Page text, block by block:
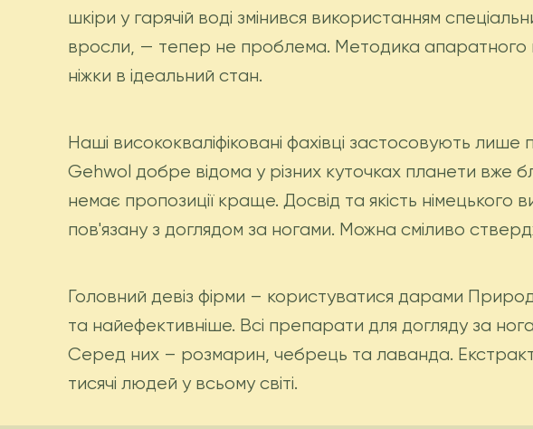
шкіри у гарячій воді змінився використанням
вросли, — тепер не проблема. Методика апаратного
ніжки в ідеальний стан.
Наші висококваліфіковані фахівці застосовують
Gehwol добре відома у різних куточках планети вже
немає пропозиції краще. Досвід та якість
пов'язану з доглядом за ногами. Можна сміливо
Головний девіз фірми – користуватися дарами
та найефективніше. Всі препарати для догляду за
Серед них – розмарин, чебрець та лаванда.
тисячі людей у ​​всьому світі.